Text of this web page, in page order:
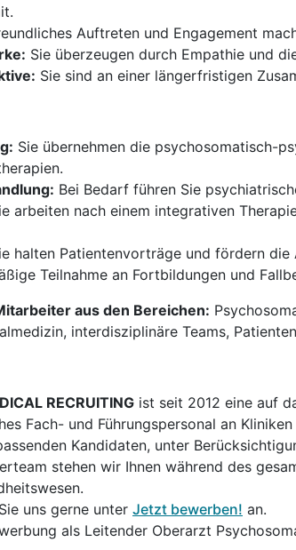
Auftreten und Engagement
Sie überzeugen durch Empathie und
Sie sind an einer längerfristigen
Sie übernehmen die psychosomatisch-
Bei Bedarf führen Sie
arbeiten nach einem integrativen
halten Patientenvorträge und fördern
Teilnahme an Fortbildungen und
aus den Bereichen:
interdisziplinäre Teams,
RECRUITING ist seit 2012 eine auf
Fach- und Führungspersonal an
Kandidaten, unter
stehen wir Ihnen während des
uns gerne unter Jetzt bewerben! an.
als Leitender Oberarzt